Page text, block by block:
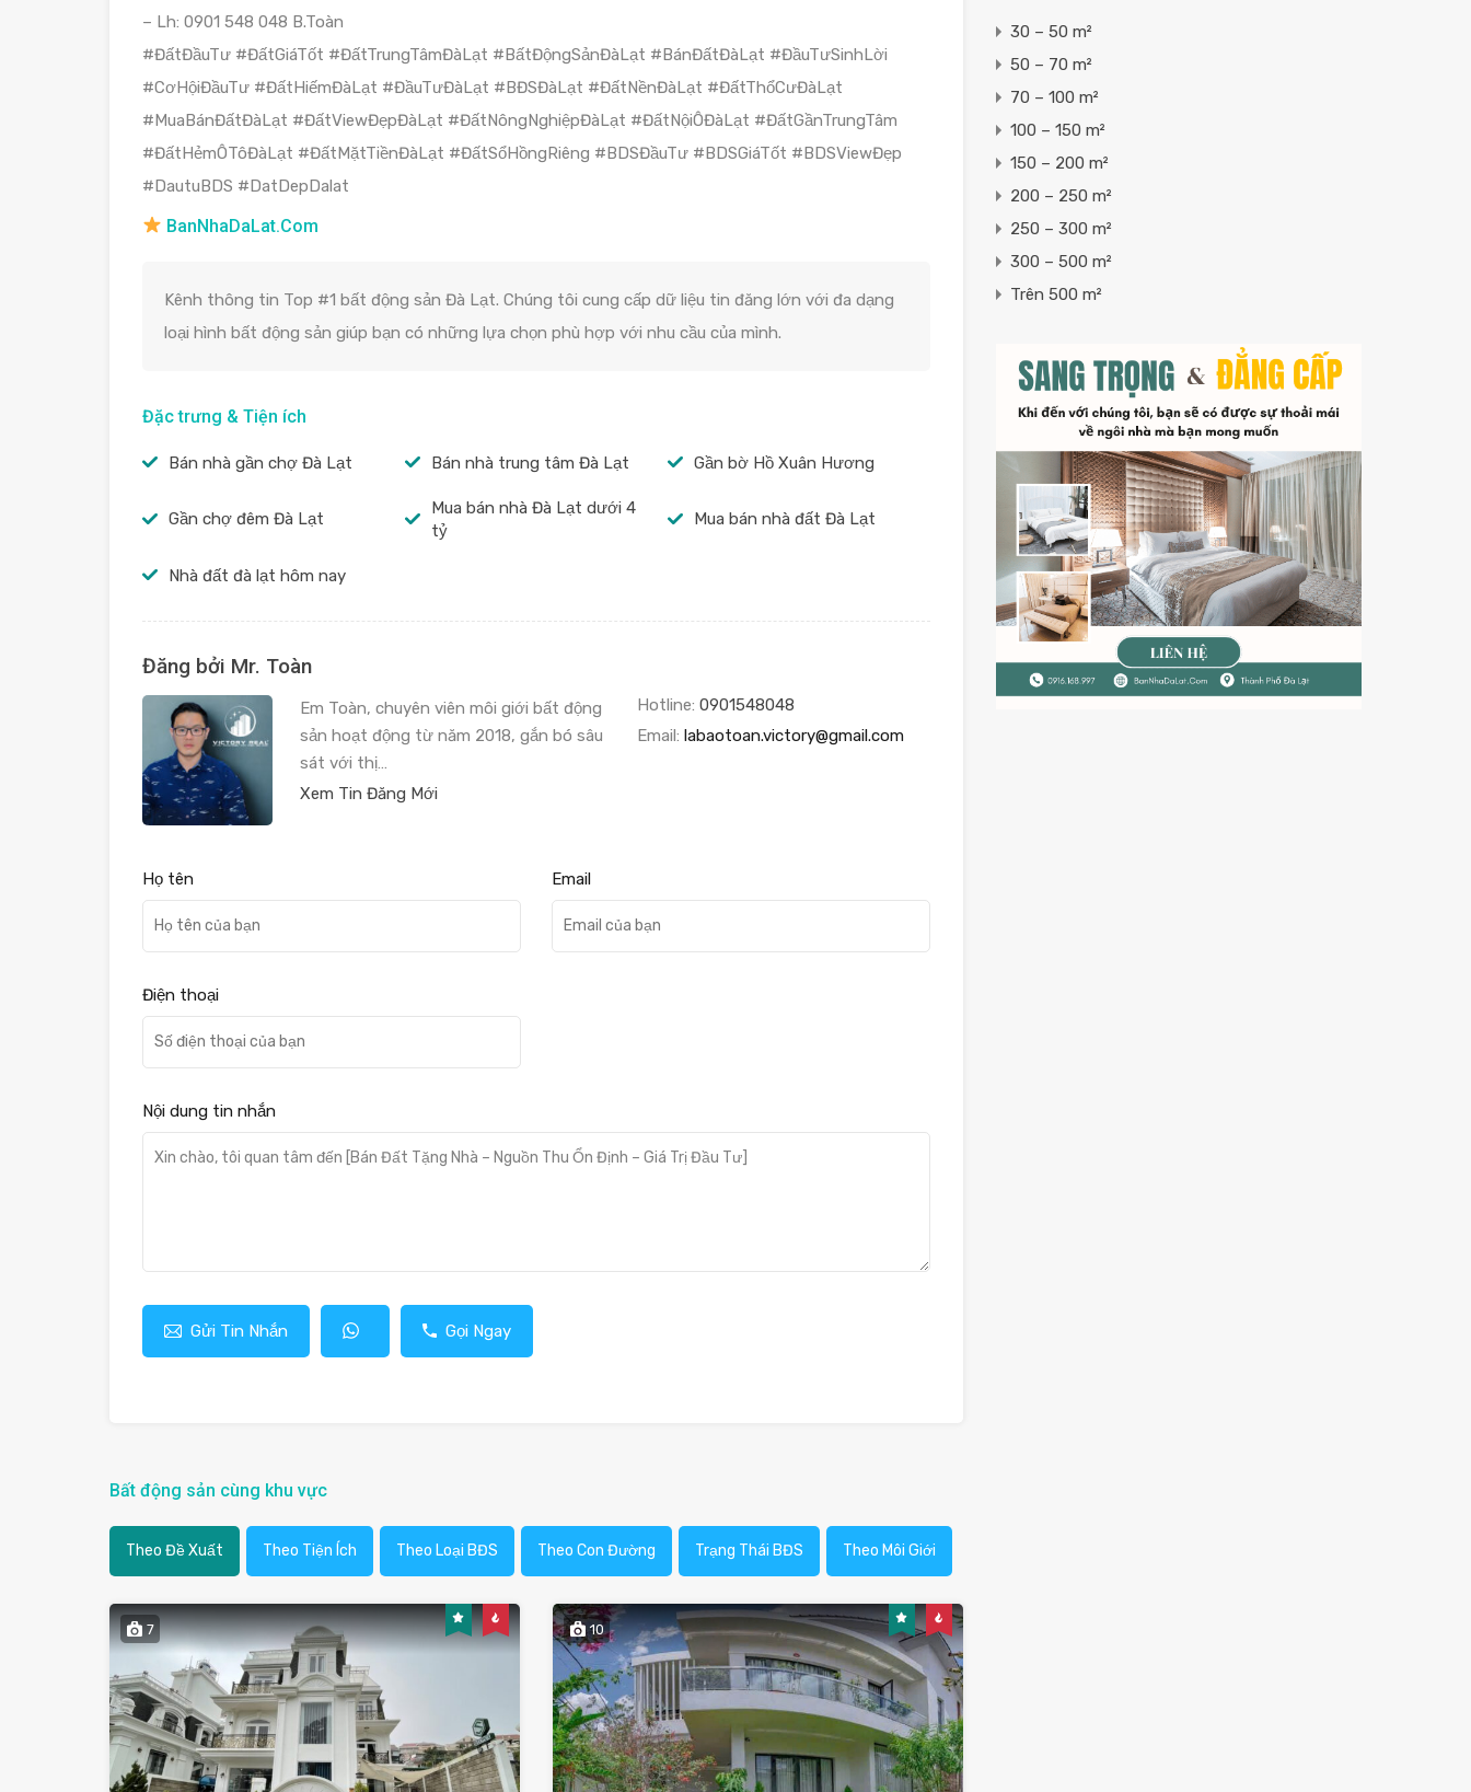
– Lh: 0901 548 048 B.Toàn
#ĐấtĐầuTư #ĐấtGiáTốt #ĐấtTrungTâmĐàLạt #BấtĐộngSảnĐàLạt #BánĐấtĐàLạt #ĐầuTưSinhLời
#CơHộiĐầuTư #ĐấtHiếmĐàLạt #ĐầuTưĐàLạt #BĐSĐàLạt #ĐấtNềnĐàLạt #ĐấtThổCưĐàLạt
#MuaBánĐấtĐàLạt #ĐấtViewĐẹpĐàLạt #ĐấtNôngNghiệpĐàLạt #ĐấtNộiÔĐàLạt #ĐấtGầnTrungTâm
#ĐấtHẻmÔTôĐàLạt #ĐấtMặtTiềnĐàLạt #ĐấtSổHồngRiêng #BDSĐầuTư #BDSGiáTốt #BDSViewĐẹp
#DautuBDS #DatDepDalat
BanNhaDaLat.Com
Kênh thông tin Top #1 bất động sản Đà Lạt. Chúng tôi cung cấp dữ liệu tin đăng lớn với đa dạng
loại hình bất động sản giúp bạn có những lựa chọn phù hợp với nhu cầu của mình.
Đặc trưng & Tiện ích
Bán nhà gần chợ Đà Lạt Bán nhà trung tâm Đà Lạt Gần bờ Hồ Xuân Hương
Gần chợ đêm Đà Lạt
Mua bán nhà Đà Lạt dưới 4
tỷ
Mua bán nhà đất Đà Lạt
Nhà đất đà lạt hôm nay
Đăng bởi Mr. Toàn
Em Toàn, chuyên viên môi giới bất động
sản hoạt động từ năm 2018, gắn bó sâu
sát với thị…
Xem Tin Đăng Mới
Hotline: 0901548048
Email: labaotoan.victory@gmail.com
Họ tên Email
Điện thoại
Nội dung tin nhắn
Gửi Tin Nhắn Gọi Ngay
Bất động sản cùng khu vực
Theo Đề Xuất Theo Tiện Ích Theo Loại BĐS Theo Con Đường Trạng Thái BĐS Theo Môi Giới
7 10
30 – 50 m²
50 – 70 m²
70 – 100 m²
100 – 150 m²
150 – 200 m²
200 – 250 m²
250 – 300 m²
300 – 500 m²
Trên 500 m²